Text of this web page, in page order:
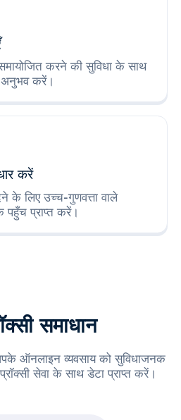
करने की सुविधा के साथ
अनुभव करें।
करें
के लिए उच्च-गुणवत्ता वाले
प्राप्त करें।
समाधान
ऑनलाइन व्यवसाय को सुविधाजनक
सेवा के साथ डेटा प्राप्त करें।